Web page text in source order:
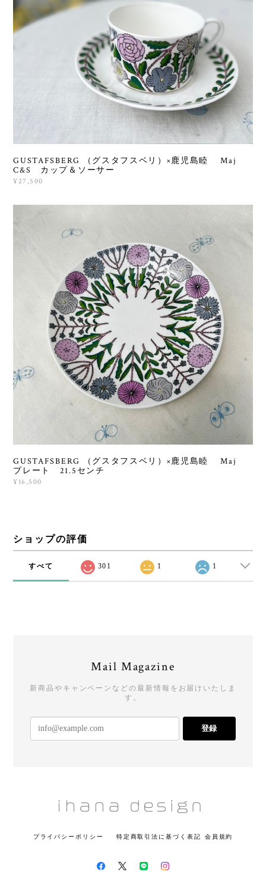
GUSTAFSBERG （グスタフスベリ）×鹿児島睦 Maj
C&S カップ＆ソーサー
¥27,500
GUSTAFSBERG （グスタフスベリ）×鹿児島睦 Maj
プレート 21.5センチ
¥16,500
ショップの評価
すべて 301 1 1
Mail Magazine
新商品やキャンペーンなどの最新情報をお届けいたしま
す。
登録
プライバシーポリシー 特定商取引法に基づく表記 会員規約